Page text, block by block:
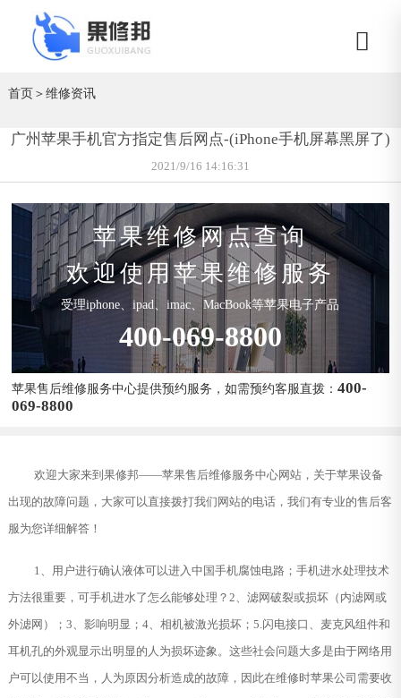
首页＞维修资讯
广州苹果手机官方指定售后网点-(iPhone手机屏幕黑屏了)
2021/9/16 14:16:31
苹果维修网点查询
欢迎使用苹果维修服务
受理iphone、ipad、imac、MacBook等苹果电子产品
400-069-8800
苹果售后维修服务中心提供预约服务，如需预约客服直拨：400-
069-8800
欢迎大家来到果修邦——苹果售后维修服务中心网站，关于苹果设备
出现的故障问题，大家可以直接拨打我们网站的电话，我们有专业的售后客
服为您详细解答！
1、用户进行确认液体可以进入中国手机腐蚀电路；手机进水处理技术
方法很重要，可手机进水了怎么能够处理？2、滤网破裂或损坏（内滤网或
外滤网）；3、影响明显；4、相机被激光损坏；5.闪电接口、麦克风组件和
耳机孔的外观显示出明显的人为损坏迹象。这些社会问题大多是由于网络用
户可以使用不当，人为原因分析造成的故障，因此在维修时苹果公司需要收